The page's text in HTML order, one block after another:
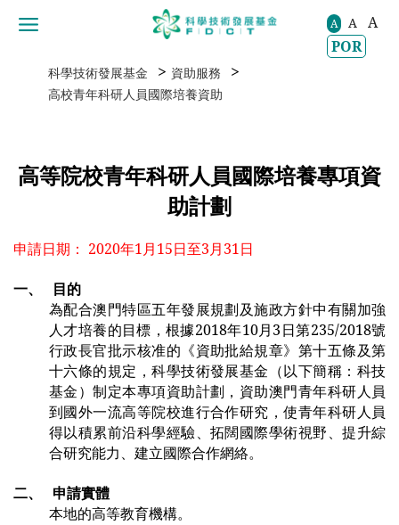
移動到内容區域 A A
A
POR
科學技術發展基金 > 資助服務 >
高校青年科研人員國際培養資助
高等院校青年科研人員國際培養專項資
助計劃
申請日期： 2020年1月15日至3月31日
一、 目的
為配合澳門特區五年發展規劃及施政方針中有關加強
人才培養的目標，根據2018年10月3日第235/2018號
行政長官批示核准的《資助批給規章》第十五條及第
十六條的規定，科學技術發展基金（以下簡稱：科技
基金）制定本專項資助計劃，資助澳門青年科研人員
到國外一流高等院校進行合作研究，使青年科研人員
得以積累前沿科學經驗、拓闊國際學術視野、提升綜
合研究能力、建立國際合作網絡。
二、 申請實體
本地的高等教育機構。